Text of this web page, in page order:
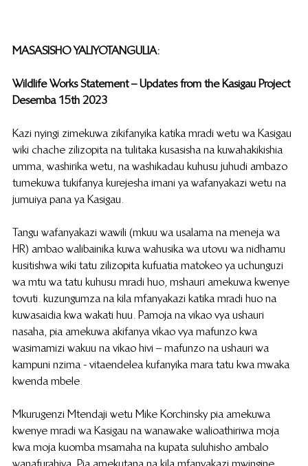
MASASISHO YALIYOTANGULIA:
Wildlife Works Statement – Updates from the Kasigau Project
Desemba 15th 2023
Kazi nyingi zimekuwa zikifanyika katika mradi wetu wa Kasigau
wiki chache zilizopita na tulitaka kusasisha na kuwahakikishia
umma, washirika wetu, na washikadau kuhusu juhudi ambazo
tumekuwa tukifanya kurejesha imani ya wafanyakazi wetu na
jumuiya pana ya Kasigau.
Tangu wafanyakazi wawili (mkuu wa usalama na meneja wa
HR) ambao walibainika kuwa wahusika wa utovu wa nidhamu
kusitishwa wiki tatu zilizopita kufuatia matokeo ya uchunguzi
wa mtu wa tatu kuhusu mradi huo, mshauri amekuwa kwenye
tovuti. kuzungumza na kila mfanyakazi katika mradi huo na
kuwasaidia kwa wakati huu. Pamoja na vikao vya ushauri
nasaha, pia amekuwa akifanya vikao vya mafunzo kwa
wasimamizi wakuu na vikao hivi – mafunzo na ushauri wa
kampuni nzima - vitaendelea kufanyika mara tatu kwa mwaka
kwenda mbele.
Mkurugenzi Mtendaji wetu Mike Korchinsky pia amekuwa
kwenye mradi wa Kasigau na wanawake walioathiriwa moja
kwa moja kuomba msamaha na kupata suluhisho ambalo
wanafurahiya. Pia amekutana na kila mfanyakazi mwingine